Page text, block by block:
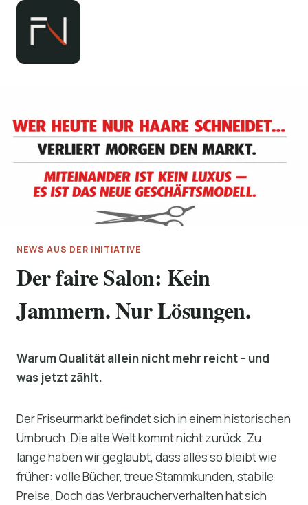
Zum
springen
NEWS AUS DER INITIATIVE
Der faire Salon: Kein
Jammern. Nur Lösungen.
Warum Qualität allein nicht mehr reicht – und
was jetzt zählt.
Der Friseurmarkt befindet sich in einem historischen
Umbruch. Die alte Welt kommt nicht zurück. Zu
lange haben wir geglaubt, dass alles so bleibt wie
früher: volle Bücher, treue Stammkunden, stabile
Preise. Doch das Verbraucherverhalten hat sich